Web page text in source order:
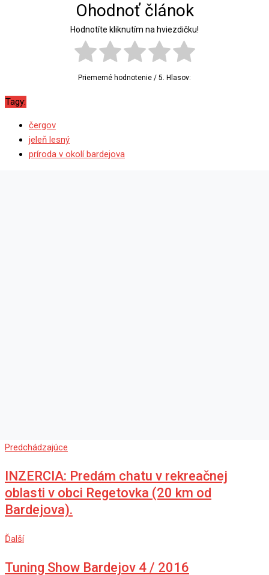
Ohodnoť článok
Hodnotíte kliknutím na hviezdičku!
Priemerné hodnotenie / 5. Hlasov:
Tagy:
čergov
jeleň lesný
príroda v okolí bardejova
Predchádzajúce
INZERCIA: Predám chatu v rekreačnej
oblasti v obci Regetovka (20 km od
Bardejova).
Ďalší
Tuning Show Bardejov 4 / 2016